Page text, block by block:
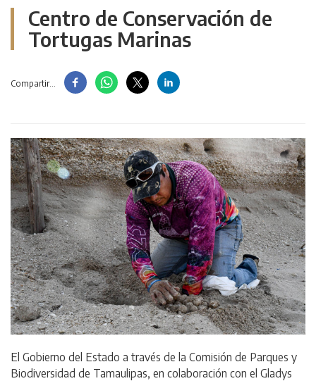
Centro de Conservación de
Tortugas Marinas
Compartir...
El Gobierno del Estado a través de la Comisión de Parques y
Biodiversidad de Tamaulipas, en colaboración con el Gladys